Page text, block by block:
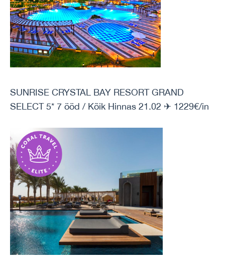
SUNRISE CRYSTAL BAY RESORT GRAND
SELECT 5* 7 ööd / Kõik Hinnas 21.02 ✈ 1229€/in